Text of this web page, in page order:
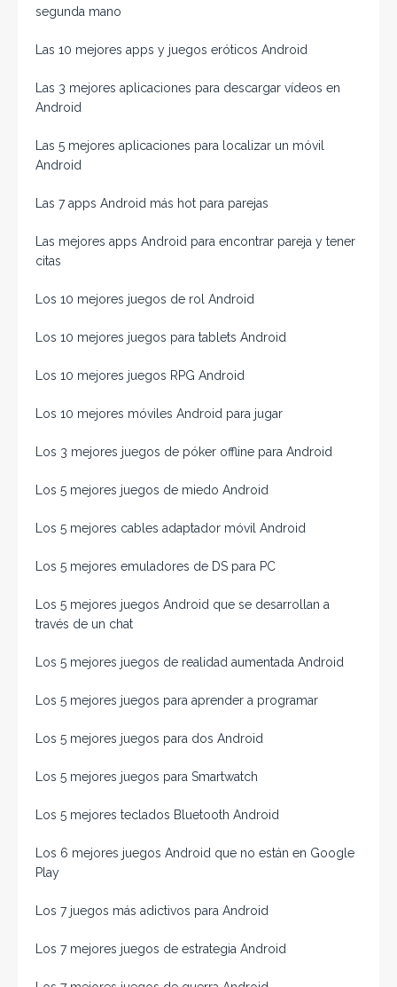
segunda mano
Las 10 mejores apps y juegos eróticos Android
Las 3 mejores aplicaciones para descargar vídeos en
Android
Las 5 mejores aplicaciones para localizar un móvil
Android
Las 7 apps Android más hot para parejas
Las mejores apps Android para encontrar pareja y tener
citas
Los 10 mejores juegos de rol Android
Los 10 mejores juegos para tablets Android
Los 10 mejores juegos RPG Android
Los 10 mejores móviles Android para jugar
Los 3 mejores juegos de póker offline para Android
Los 5 mejores juegos de miedo Android
Los 5 mejores cables adaptador móvil Android
Los 5 mejores emuladores de DS para PC
Los 5 mejores juegos Android que se desarrollan a
través de un chat
Los 5 mejores juegos de realidad aumentada Android
Los 5 mejores juegos para aprender a programar
Los 5 mejores juegos para dos Android
Los 5 mejores juegos para Smartwatch
Los 5 mejores teclados Bluetooth Android
Los 6 mejores juegos Android que no están en Google
Play
Los 7 juegos más adictivos para Android
Los 7 mejores juegos de estrategia Android